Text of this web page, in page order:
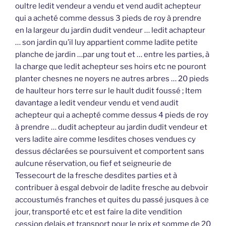
oultre ledit vendeur a vendu et vend audit achepteur
qui a acheté comme dessus 3 pieds de roy à prendre
en la largeur du jardin dudit vendeur … ledit achapteur
… son jardin qu’il luy appartient comme ladite petite
planche de jardin …par ung tout et … entre les parties, à
la charge que ledit achepteur ses hoirs etc ne pouront
planter chesnes ne noyers ne autres arbres … 20 pieds
de haulteur hors terre sur le hault dudit foussé ; Item
davantage a ledit vendeur vendu et vend audit
achepteur qui a achepté comme dessus 4 pieds de roy
à prendre … dudit achepteur au jardin dudit vendeur et
vers ladite aire comme lesdites choses vendues cy
dessus déclarées se poursuivent et comportent sans
aulcune réservation, ou fief et seigneurie de
Tessecourt de la fresche desdites parties et à
contribuer à esgal debvoir de ladite fresche au debvoir
accoustumés franches et quites du passé jusques à ce
jour, transporté etc et est faire la dite vendition
cession delais et transport pour le prix et somme de 20